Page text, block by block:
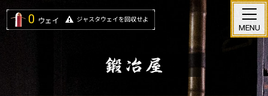
0 ウェイ ジャスタウェイを回収せよ